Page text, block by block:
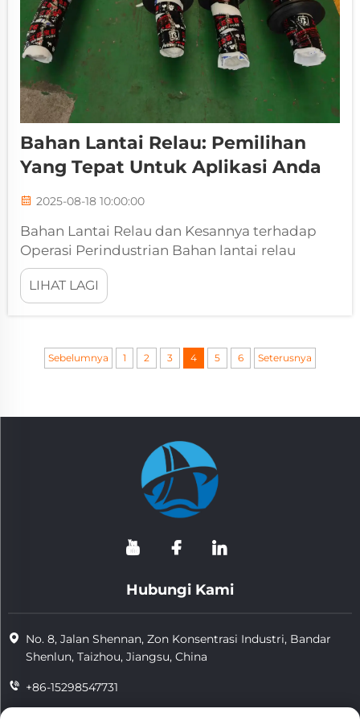
Bahan Lantai Relau: Pemilihan
Yang Tepat Untuk Aplikasi Anda
2025-08-18 10:00:00
Bahan Lantai Relau dan Kesannya terhadap
Operasi Perindustrian Bahan lantai relau
memainkan peranan kritikal dalam
menentukan kecekapan, keselamatan, dan
jangka hayat relau perindustrian. Memilih
memastikan...
LIHAT LAGI
Sebelumnya 1 2 3 4 5 6 Seterusnya
Hubungi Kami
No. 8, Jalan Shennan, Zon Konsentrasi Industri, Bandar
Shenlun, Taizhou, Jiangsu, China
+86-15298547731